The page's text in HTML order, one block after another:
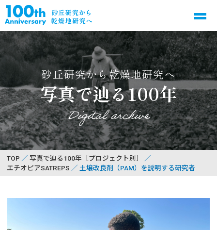
砂丘研究から乾燥地研究へ
写真で辿る100年
Digital archive
TOP
写真で辿る100年［プロジェクト別］
エチオピアSATREPS
土壌改良剤（PAM）を説明する研究者